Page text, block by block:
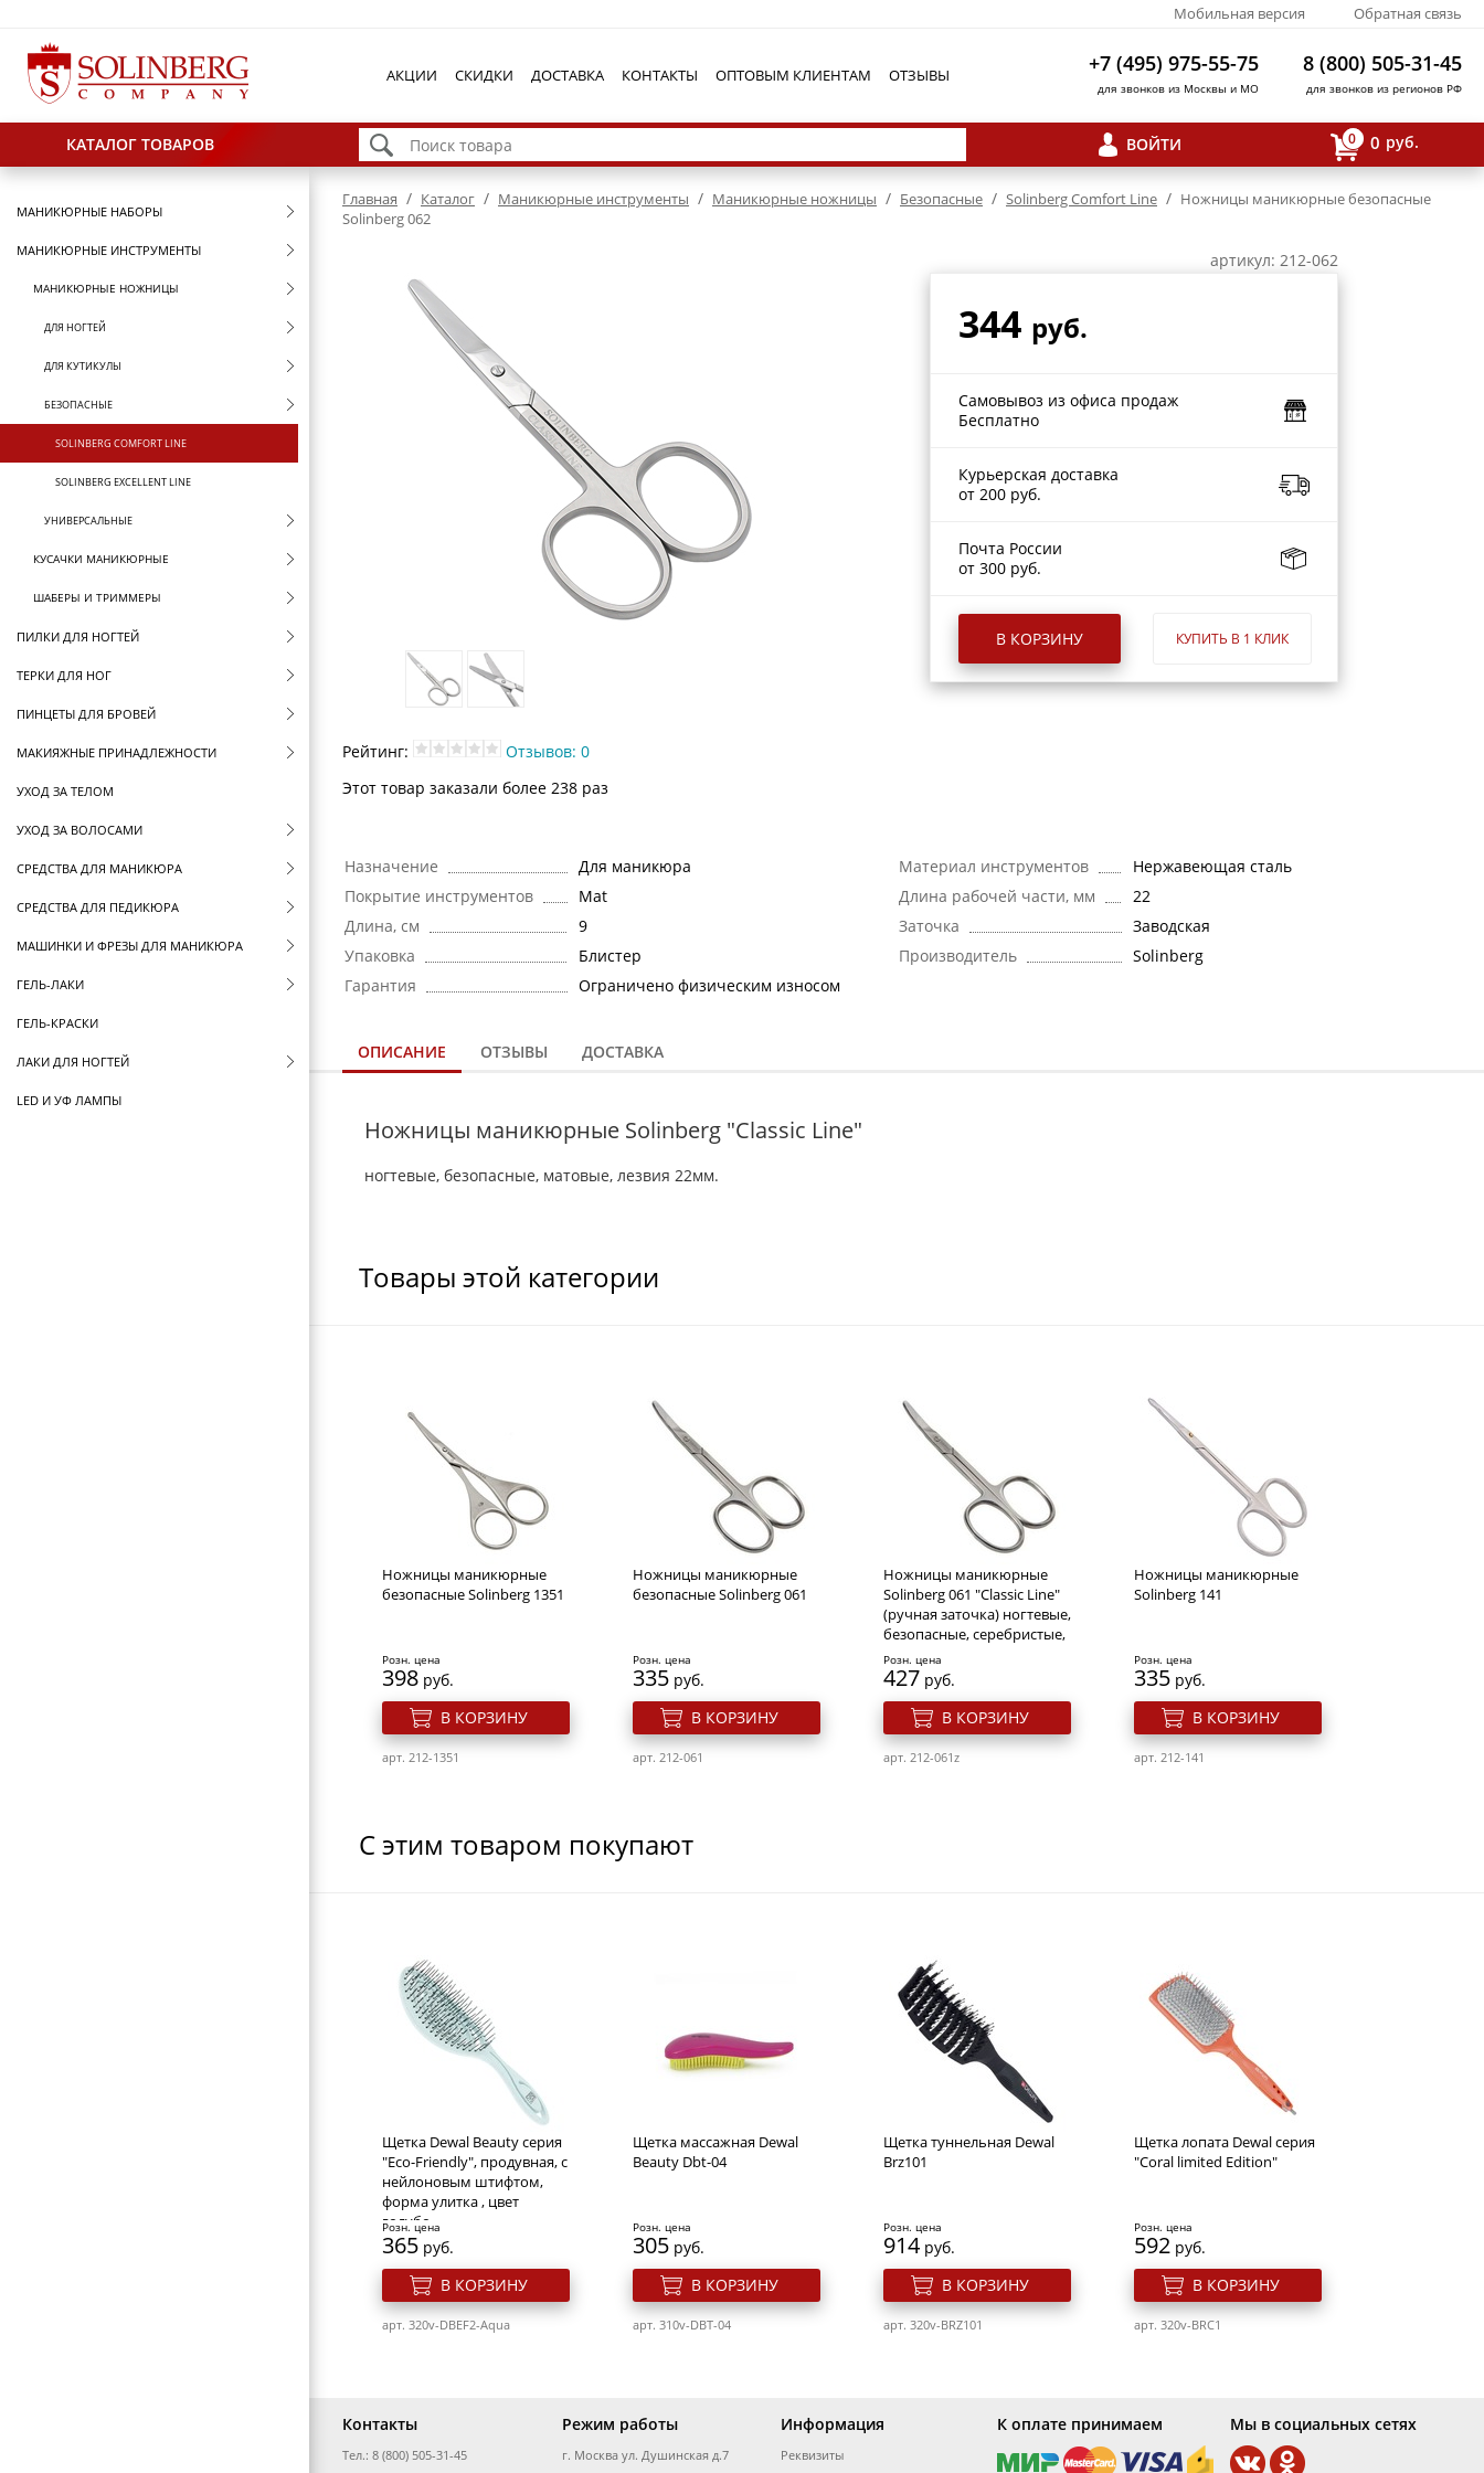
Мобильная версия Обратная связь
АКЦИИ СКИДКИ ДОСТАВКА КОНТАКТЫ ОПТОВЫМ КЛИЕНТАМ ОТЗЫВЫ +7 (495) 975-55-75
для звонков из Москвы и МО
8 (800) 505-31-45
для звонков из регионов РФ
КАТАЛОГ ТОВАРОВ ВОЙТИ 0 0 руб.
МАНИКЮРНЫЕ НАБОРЫ
МАНИКЮРНЫЕ ИНСТРУМЕНТЫ
МАНИКЮРНЫЕ НОЖНИЦЫ
ДЛЯ НОГТЕЙ
ДЛЯ КУТИКУЛЫ
БЕЗОПАСНЫЕ
SOLINBERG COMFORT LINE
SOLINBERG EXCELLENT LINE
УНИВЕРСАЛЬНЫЕ
КУСАЧКИ МАНИКЮРНЫЕ
ШАБЕРЫ И ТРИММЕРЫ
ПИЛКИ ДЛЯ НОГТЕЙ
ТЕРКИ ДЛЯ НОГ
ПИНЦЕТЫ ДЛЯ БРОВЕЙ
МАКИЯЖНЫЕ ПРИНАДЛЕЖНОСТИ
УХОД ЗА ТЕЛОМ
УХОД ЗА ВОЛОСАМИ
СРЕДСТВА ДЛЯ МАНИКЮРА
СРЕДСТВА ДЛЯ ПЕДИКЮРА
МАШИНКИ И ФРЕЗЫ ДЛЯ МАНИКЮРА
ГЕЛЬ-ЛАКИ
ГЕЛЬ-КРАСКИ
ЛАКИ ДЛЯ НОГТЕЙ
LED И УФ ЛАМПЫ
Главная / Каталог / Маникюрные инструменты / Маникюрные ножницы / Безопасные / Solinberg Comfort Line / Ножницы маникюрные безопасные
Solinberg 062
артикул: 212-062
344 руб.
Самовывоз из офиса продаж
Бесплатно
Курьерская доставка
от 200 руб.
Почта России
от 300 руб.
В КОРЗИНУ КУПИТЬ В 1 КЛИК
Рейтинг:
Отзывов: 0
Этот товар заказали более 238 раз
Назначение
Для маникюра
Покрытие инструментов
Mat
Длина, см
9
Упаковка
Блистер
Гарантия
Ограничено физическим износом
Материал инструментов
Нержавеющая сталь
Длина рабочей части, мм
22
Заточка
Заводская
Производитель
Solinberg
ОПИСАНИЕ ОТЗЫВЫ ДОСТАВКА
Ножницы маникюрные Solinberg "Classic Line"
ногтевые, безопасные, матовые, лезвия 22мм.
Товары этой категории
Ножницы маникюрные
безопасные Solinberg 1351
Розн. цена
398 руб.
В КОРЗИНУ
арт. 212-1351
Ножницы маникюрные
безопасные Solinberg 061
Розн. цена
335 руб.
В КОРЗИНУ
арт. 212-061
Ножницы маникюрные
Solinberg 061 "Classic Line"
(ручная заточка) ногтевые,
безопасные, серебристые,
Розн. цена
427 руб.
В КОРЗИНУ
арт. 212-061z
Ножницы маникюрные
Solinberg 141
Розн. цена
335 руб.
В КОРЗИНУ
арт. 212-141
Ножницы маникюрные
Solinberg 1351 "Comfort
Line" (ручная заточка)
В КОРЗИНУ
арт. 212-1351z
безопасные Solinberg 062
В КОРЗИНУ
Ножницы маникюрные
Solinberg 062 "Classic Line"
(ручная заточка) ногтевые,
безопасные, матовые, лезв
С этим товаром покупают
Щетка Dewal Beauty серия
"Eco-Friendly", продувная, с
нейлоновым штифтом,
форма улитка , цвет
голубо
Розн. цена
365 руб.
В КОРЗИНУ
арт. 320v-DBEF2-Aqua
Щетка массажная Dewal
Beauty Dbt-04
Розн. цена
305 руб.
В КОРЗИНУ
арт. 310v-DBT-04
Щетка туннельная Dewal
Brz101
Розн. цена
914 руб.
В КОРЗИНУ
арт. 320v-BRZ101
Щетка лопата Dewal серия
"Coral limited Edition"
Розн. цена
592 руб.
В КОРЗИНУ
арт. 320v-BRC1
Контакты
Тел.: 8 (800) 505-31-45
Режим работы
г. Москва ул. Душинская д.7
Информация
Реквизиты
К оплате принимаем Мы в социальных сетях